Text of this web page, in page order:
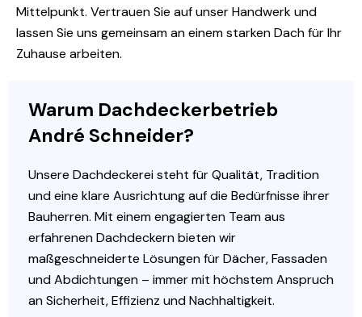
Mittelpunkt. Vertrauen Sie auf unser Handwerk und
lassen Sie uns gemeinsam an einem starken Dach für Ihr
Zuhause arbeiten.
Warum Dachdeckerbetrieb
André Schneider?
Unsere Dachdeckerei steht für Qualität, Tradition
und eine klare Ausrichtung auf die Bedürfnisse ihrer
Bauherren. Mit einem engagierten Team aus
erfahrenen Dachdeckern bieten wir
maßgeschneiderte Lösungen für Dächer, Fassaden
und Abdichtungen – immer mit höchstem Anspruch
an Sicherheit, Effizienz und Nachhaltigkeit.